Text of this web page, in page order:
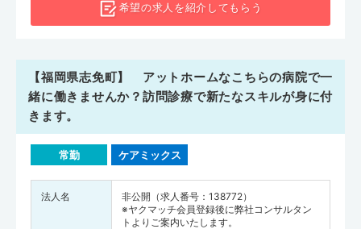
希望の求人を紹介してもらう
【福岡県志免町】 アットホームなこちらの病院で一
緒に働きませんか？訪問診療で新たなスキルが身に付
きます。
常勤 ケアミックス
法人名
非公開（求人番号：138772）
※ヤクマッチ会員登録後に弊社コンサルタン
トよりご案内いたします。